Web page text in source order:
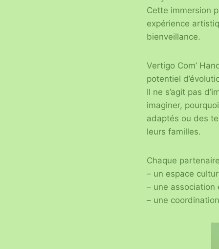
Cette immersion
expérience
bienveillance.
Vertigo Com’
potentiel
Il ne s’agit pas
imaginer,
adaptés ou des
leurs familles.
Chaque
– un espace
– une association
– une